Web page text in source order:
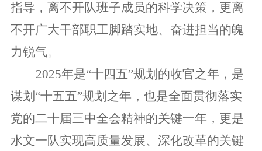
指导，离不开队班子成员的科学决策，更离
不开广大干部职工脚踏实地、奋进担当的魄
力锐气。
2025年是“十四五”规划的收官之年，是
谋划“十五五”规划之年，也是全面贯彻落实
党的二十届三中全会精神的关键一年，更是
水文一队实现高质量发展、深化改革的关键